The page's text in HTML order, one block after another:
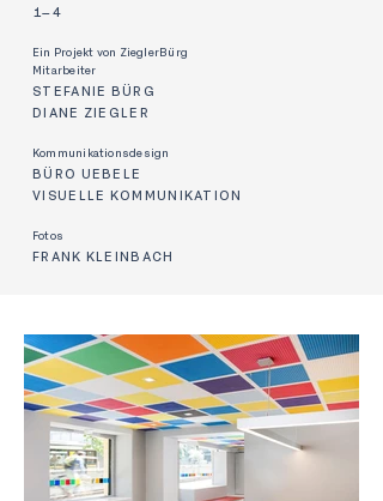
1–4
Ein Projekt von ZieglerBürg
Mitarbeiter
STEFANIE BÜRG
DIANE ZIEGLER
Kommunikationsdesign
BÜRO UEBELE
VISUELLE KOMMUNIKATION
Fotos
FRANK KLEINBACH